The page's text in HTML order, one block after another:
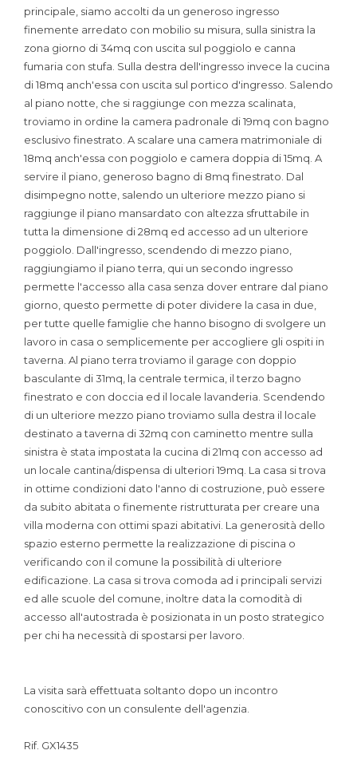
principale, siamo accolti da un generoso ingresso
finemente arredato con mobilio su misura, sulla sinistra la
zona giorno di 34mq con uscita sul poggiolo e canna
fumaria con stufa. Sulla destra dell'ingresso invece la cucina
di 18mq anch'essa con uscita sul portico d'ingresso. Salendo
al piano notte, che si raggiunge con mezza scalinata,
troviamo in ordine la camera padronale di 19mq con bagno
esclusivo finestrato. A scalare una camera matrimoniale di
18mq anch'essa con poggiolo e camera doppia di 15mq. A
servire il piano, generoso bagno di 8mq finestrato. Dal
disimpegno notte, salendo un ulteriore mezzo piano si
raggiunge il piano mansardato con altezza sfruttabile in
tutta la dimensione di 28mq ed accesso ad un ulteriore
poggiolo. Dall'ingresso, scendendo di mezzo piano,
raggiungiamo il piano terra, qui un secondo ingresso
permette l'accesso alla casa senza dover entrare dal piano
giorno, questo permette di poter dividere la casa in due,
per tutte quelle famiglie che hanno bisogno di svolgere un
lavoro in casa o semplicemente per accogliere gli ospiti in
taverna. Al piano terra troviamo il garage con doppio
basculante di 31mq, la centrale termica, il terzo bagno
finestrato e con doccia ed il locale lavanderia. Scendendo
di un ulteriore mezzo piano troviamo sulla destra il locale
destinato a taverna di 32mq con caminetto mentre sulla
sinistra è stata impostata la cucina di 21mq con accesso ad
un locale cantina/dispensa di ulteriori 19mq. La casa si trova
in ottime condizioni dato l'anno di costruzione, può essere
da subito abitata o finemente ristrutturata per creare una
villa moderna con ottimi spazi abitativi. La generosità dello
spazio esterno permette la realizzazione di piscina o
verificando con il comune la possibilità di ulteriore
edificazione. La casa si trova comoda ad i principali servizi
ed alle scuole del comune, inoltre data la comodità di
accesso all'autostrada è posizionata in un posto strategico
per chi ha necessità di spostarsi per lavoro.
La visita sarà effettuata soltanto dopo un incontro
conoscitivo con un consulente dell'agenzia.
Rif. GX1435